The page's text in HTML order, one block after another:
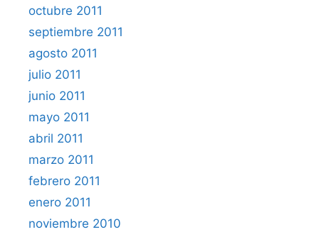
octubre 2011
septiembre 2011
agosto 2011
julio 2011
junio 2011
mayo 2011
abril 2011
marzo 2011
febrero 2011
enero 2011
noviembre 2010